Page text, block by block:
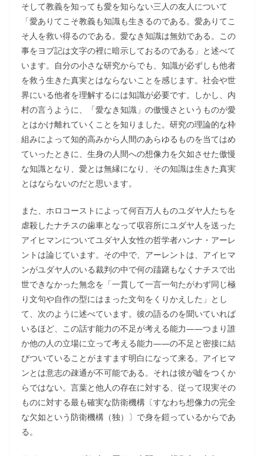
そして教義を知っても愛を知らない三人の友人について
「愛ありてこそ教義も知識も生きるのである。愛ありてこ
そ人を救い得るのである。愛なき知識は無効である。この
事をヨブ記は文字の裡に暗示しておるのである」と述べて
います。自分の小さな研究からでも、知識が必ずしも他者
を救う生きた真実とはならないことを感じます。社会や世
界にいる他者を理解するには知識が必要です。しかし、内
村の言うように、「愛なき知識」の傲慢さというものが愛
とはかけ離れていくことを知りました。研究の理論的な枠
組みによって知的高みから人間のあらゆるものを当てはめ
ていったときに、生身の人間への想像力を欠如させた傲慢
な知識となり、愛とは無縁になり、その知識は生きた真実
とはならないのだと思います。
また、ホロコーストによって何百万人ものユダヤ人たちを
虐殺したナチスの歯車となって収容所にユダヤ人を送った
アイヒマンについてユダヤ人女性の哲学者ハンナ・アーレ
ントは論じています。その中で、アーレントは、アイヒマ
ンがユダヤ人のいる裁判の中で何の躊躇もなくナチスで出
世できなかった無念を「一貫して一言一句たがわず同じ極
り文句や自作の型にはまった文句をくりかえした」とし
て、次のように述べています。彼の語るのを聞いていれば
いるほど、この話す能力の不足が考える能力――つまり誰
か他の人の立場に立って考える能力――の不足と密接に結
びついていることがますます明白になって来る。アイヒマ
ンとは意志の疎通が不可能である。それは彼が嘘をつくか
らではない。言葉と他人の存在に対する、従って現実その
ものに対する最も確実な防衛機構〔すなわち想像力の完全
な欠如という防衛機構（独）〕で身を鎧っているからであ
る。